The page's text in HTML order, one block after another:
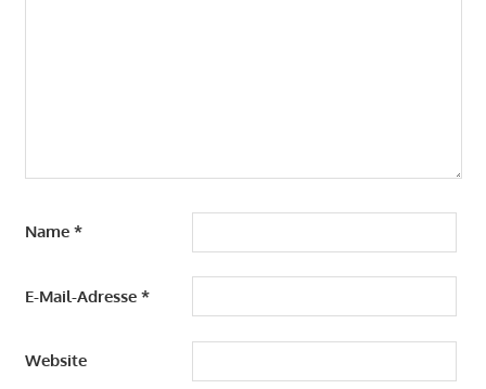
Name *
E-Mail-Adresse *
Website